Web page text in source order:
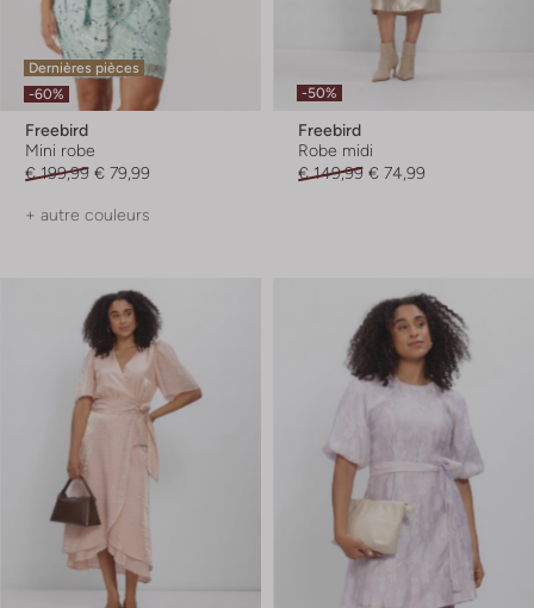
Dernières pièces
-60%
Freebird
Mini robe
€ 199,99 € 79,99
+ autre couleurs
-50%
Freebird
Robe midi
€ 149,99 € 74,99